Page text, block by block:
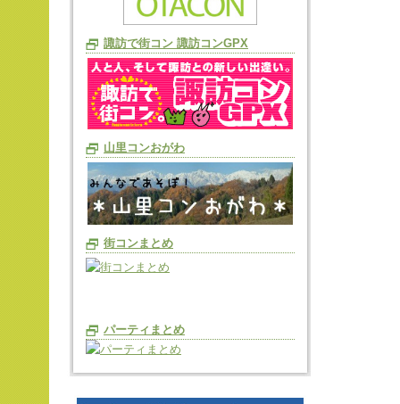
諏訪で街コン 諏訪コンGPX
山里コンおがわ
街コンまとめ
パーティまとめ